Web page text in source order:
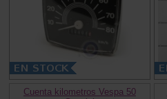
Cuenta kilometros Vespa 50